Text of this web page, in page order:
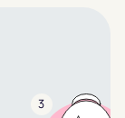
3